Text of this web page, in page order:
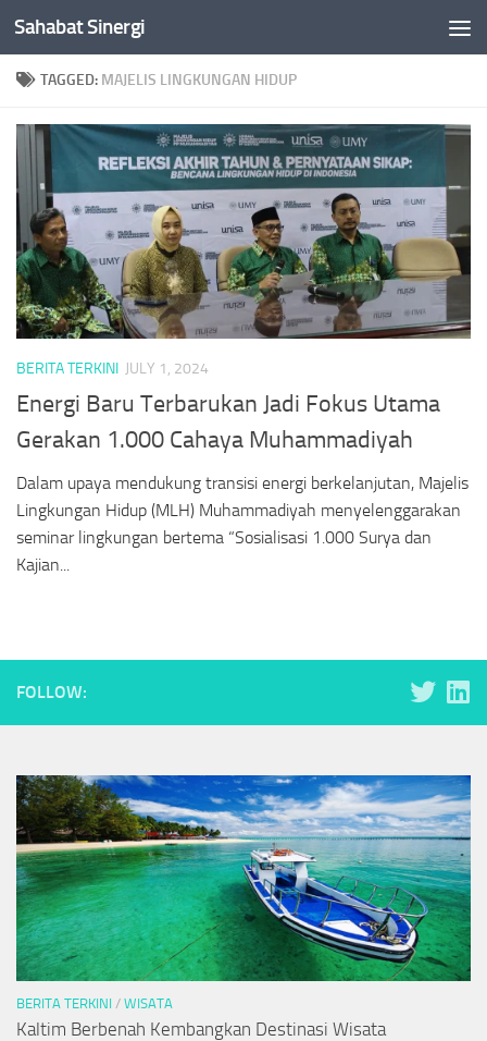
Skip to content
Sahabat Sinergi
TAGGED: MAJELIS LINGKUNGAN HIDUP
BERITA TERKINI JULY 1, 2024
Energi Baru Terbarukan Jadi Fokus Utama
Gerakan 1.000 Cahaya Muhammadiyah
Dalam upaya mendukung transisi energi berkelanjutan, Majelis
Lingkungan Hidup (MLH) Muhammadiyah menyelenggarakan
seminar lingkungan bertema “Sosialisasi 1.000 Surya dan
Kajian...
FOLLOW:
BERITA TERKINI / WISATA
Kaltim Berbenah Kembangkan Destinasi Wisata